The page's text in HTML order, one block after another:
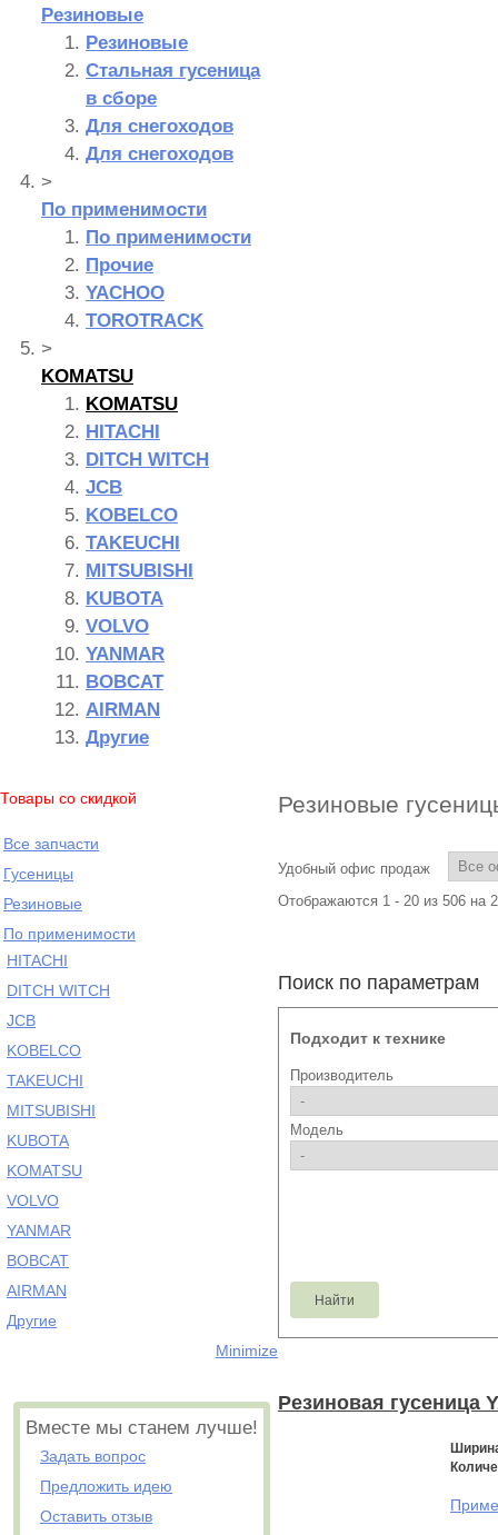
Резиновые
Резиновые
Стальная гусеница
в сборе
Для снегоходов
Для снегоходов
>
По применимости
По применимости
Прочие
YACHOO
TOROTRACK
>
KOMATSU
KOMATSU
HITACHI
DITCH WITCH
JCB
KOBELCO
TAKEUCHI
MITSUBISHI
KUBOTA
VOLVO
YANMAR
BOBCAT
AIRMAN
Другие
Товары со скидкой
Все запчасти
Гусеницы
Резиновые
По применимости
HITACHI
DITCH WITCH
JCB
KOBELCO
TAKEUCHI
MITSUBISHI
KUBOTA
KOMATSU
VOLVO
YANMAR
BOBCAT
AIRMAN
Другие
Minimize
Вместе мы станем лучше!
Задать вопрос
Предложить идею
Оставить отзыв
Резиновые
Удобный офис продаж
Отображаются 1 - 20 из 506 на
Поиск по параметрам
Подходит к технике
Производитель
Модель
Резиновая гусеница